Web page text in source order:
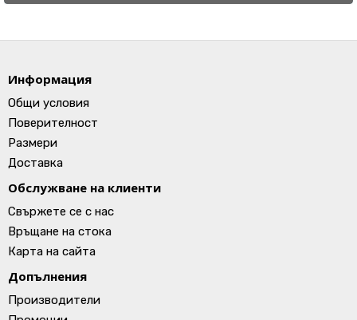
Информация
Общи условия
Поверителност
Размери
Доставка
Обслужване на клиенти
Свържете се с нас
Връщане на стока
Карта на сайта
Допълнения
Производители